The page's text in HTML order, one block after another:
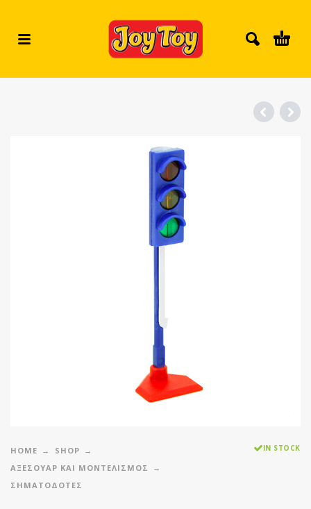
HOME
SHOP
ΑΞΕΣΟΥΑΡ ΚΑΙ ΜΟΝΤΕΛΙΣΜΟΣ
ΣΗΜΑΤΟΔΌΤΕΣ
IN STOCK